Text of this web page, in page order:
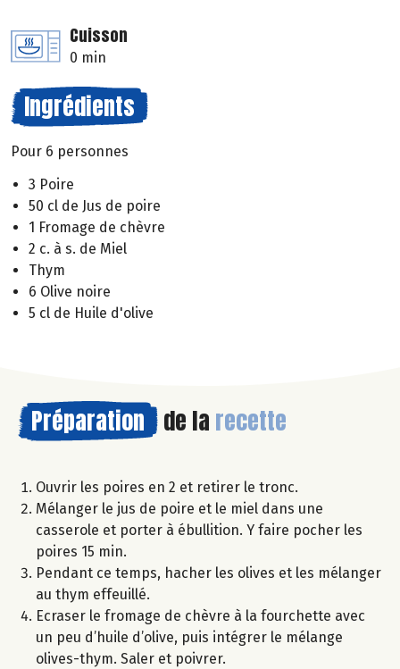
Cuisson
0 min
Ingrédients
Pour 6 personnes
3 Poire
50 cl de Jus de poire
1 Fromage de chèvre
2 c. à s. de Miel
Thym
6 Olive noire
5 cl de Huile d'olive
Préparation de la recette
Ouvrir les poires en 2 et retirer le tronc.
Mélanger le jus de poire et le miel dans une
casserole et porter à ébullition. Y faire pocher les
poires 15 min.
Pendant ce temps, hacher les olives et les mélanger
au thym effeuillé.
Ecraser le fromage de chèvre à la fourchette avec
un peu d’huile d’olive, puis intégrer le mélange
olives-thym. Saler et poivrer.